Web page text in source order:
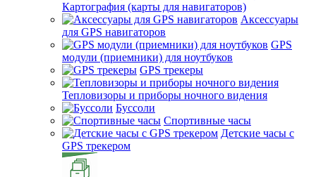
Картография (карты для навигаторов)
Аксессуары
для GPS навигаторов
GPS
модули (приемники) для ноутбуков
GPS трекеры
Тепловизоры и приборы ночного видения
Буссоли
Спортивные часы
Детские часы с
GPS трекером